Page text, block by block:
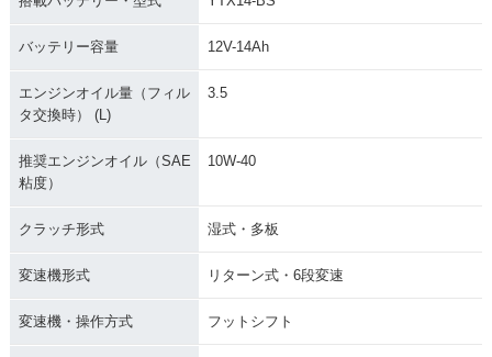
バッテリー容量 12V-14Ah
エンジンオイル量（フィル
タ交換時） (L)
3.5
推奨エンジンオイル（SAE
粘度）
10W-40
クラッチ形式 湿式・多板
変速機形式 リターン式・6段変速
変速機・操作方式 フットシフト